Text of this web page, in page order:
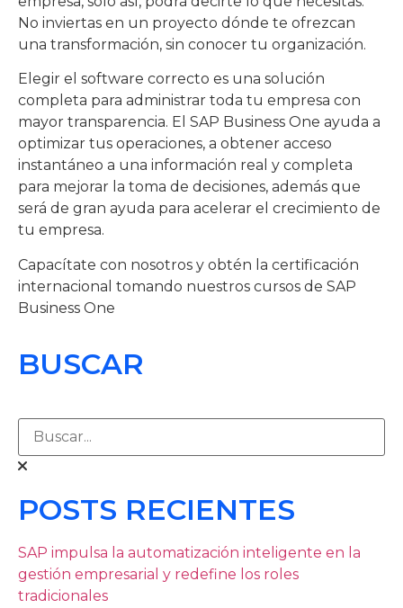
No inviertas en un proyecto dónde te ofrezcan
una transformación, sin conocer tu organización.
Elegir el software correcto es una solución
completa para administrar toda tu empresa con
mayor transparencia. El SAP Business One ayuda a
optimizar tus operaciones, a obtener acceso
instantáneo a una información real y completa
para mejorar la toma de decisiones, además que
será de gran ayuda para acelerar el crecimiento de
tu empresa.
Capacítate con nosotros y obtén la certificación
internacional tomando nuestros cursos de SAP
Business One
BUSCAR
POSTS RECIENTES
SAP impulsa la automatización inteligente en la
gestión empresarial y redefine los roles
tradicionales